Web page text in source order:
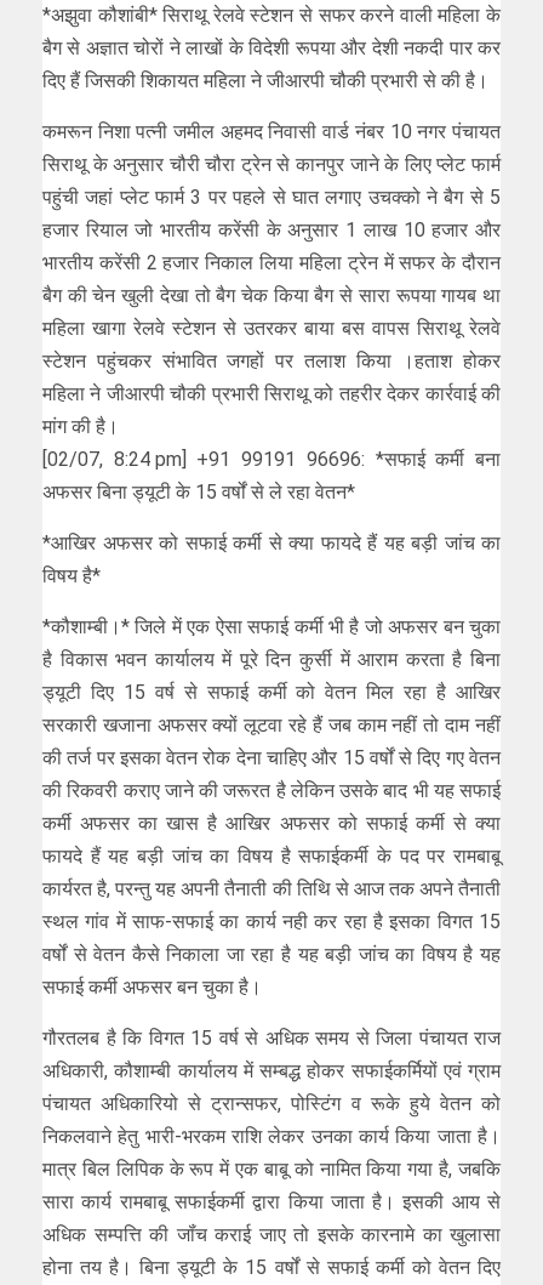
*अझुवा कौशांबी* सिराथू रेलवे स्टेशन से सफर करने वाली महिला के
बैग से अज्ञात चोरों ने लाखों के विदेशी रूपया और देशी नकदी पार कर
दिए हैं जिसकी शिकायत महिला ने जीआरपी चौकी प्रभारी से की है।
कमरून निशा पत्नी जमील अहमद निवासी वार्ड नंबर 10 नगर पंचायत
सिराथू के अनुसार चौरी चौरा ट्रेन से कानपुर जाने के लिए प्लेट फार्म
पहुंची जहां प्लेट फार्म 3 पर पहले से घात लगाए उचक्को ने बैग से 5
हजार रियाल जो भारतीय करेंसी के अनुसार 1 लाख 10 हजार और
भारतीय करेंसी 2 हजार निकाल लिया महिला ट्रेन में सफर के दौरान
बैग की चेन खुली देखा तो बैग चेक किया बैग से सारा रूपया गायब था
महिला खागा रेलवे स्टेशन से उतरकर बाया बस वापस सिराथू रेलवे
स्टेशन पहुंचकर संभावित जगहों पर तलाश किया ।हताश होकर
महिला ने जीआरपी चौकी प्रभारी सिराथू को तहरीर देकर कार्रवाई की
मांग की है।
[02/07, 8:24 pm] +91 99191 96696: *सफाई कर्मी बना
अफसर बिना ड्यूटी के 15 वर्षों से ले रहा वेतन*
*आखिर अफसर को सफाई कर्मी से क्या फायदे हैं यह बड़ी जांच का
विषय है*
*कौशाम्बी।* जिले में एक ऐसा सफाई कर्मी भी है जो अफसर बन चुका
है विकास भवन कार्यालय में पूरे दिन कुर्सी में आराम करता है बिना
ड्यूटी दिए 15 वर्ष से सफाई कर्मी को वेतन मिल रहा है आखिर
सरकारी खजाना अफसर क्यों लूटवा रहे हैं जब काम नहीं तो दाम नहीं
की तर्ज पर इसका वेतन रोक देना चाहिए और 15 वर्षों से दिए गए वेतन
की रिकवरी कराए जाने की जरूरत है लेकिन उसके बाद भी यह सफाई
कर्मी अफसर का खास है आखिर अफसर को सफाई कर्मी से क्या
फायदे हैं यह बड़ी जांच का विषय है सफाईकर्मी के पद पर रामबाबू
कार्यरत है, परन्तु यह अपनी तैनाती की तिथि से आज तक अपने तैनाती
स्थल गांव में साफ-सफाई का कार्य नही कर रहा है इसका विगत 15
वर्षों से वेतन कैसे निकाला जा रहा है यह बड़ी जांच का विषय है यह
सफाई कर्मी अफसर बन चुका है।
गौरतलब है कि विगत 15 वर्ष से अधिक समय से जिला पंचायत राज
अधिकारी, कौशाम्बी कार्यालय में सम्बद्ध होकर सफाईकर्मियों एवं ग्राम
पंचायत अधिकारियो से ट्रान्सफर, पोस्टिंग व रूके हुये वेतन को
निकलवाने हेतु भारी-भरकम राशि लेकर उनका कार्य किया जाता है।
मात्र बिल लिपिक के रूप में एक बाबू को नामित किया गया है, जबकि
सारा कार्य रामबाबू सफाईकर्मी द्वारा किया जाता है। इसकी आय से
अधिक सम्पत्ति की जॉंच कराई जाए तो इसके कारनामे का खुलासा
होना तय है। बिना ड्यूटी के 15 वर्षों से सफाई कर्मी को वेतन दिए